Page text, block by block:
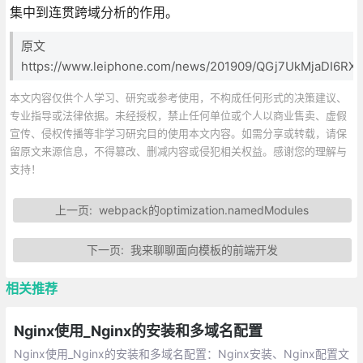
集中到连贯跨域分析的作用。
原文
https://www.leiphone.com/news/201909/
本文内容仅供个人学习、研究或参考使用，不构成任何形式的决策建议、
专业指导或法律依据。未经授权，禁止任何单位或个人以商业售卖、虚假
宣传、侵权传播等非学习研究目的使用本文内容。如需分享或转载，请保
留原文来源信息，不得篡改、删减内容或侵犯相关权益。感谢您的理解与
支持！
上一页:webpack的optimization.namedModules
下一页: 我来聊聊面向模板的前端开发
相关推荐
Nginx使用_Nginx的安装和多域名配置
Nginx使用_Nginx的安装和多域名配置：Nginx安装、Nginx配置文